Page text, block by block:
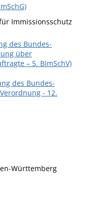
gesucht!
und
MICH!“
Immissionsschutz
des Bundes-
über
– 5. BImSchV)
des Bundes-
- 12.
Württemberg